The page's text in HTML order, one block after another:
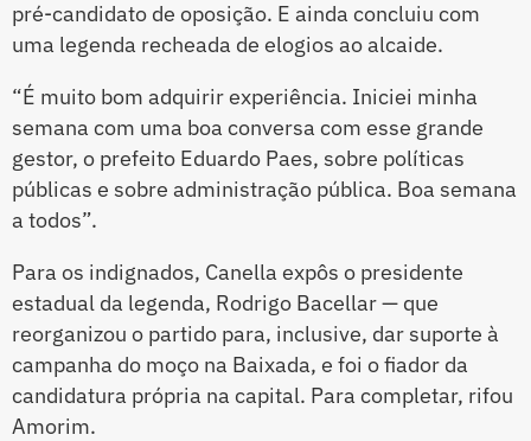
pré-candidato de oposição. E ainda concluiu com
uma legenda recheada de elogios ao alcaide.
“É muito bom adquirir experiência. Iniciei minha
semana com uma boa conversa com esse grande
gestor, o prefeito Eduardo Paes, sobre políticas
públicas e sobre administração pública. Boa semana
a todos”.
Para os indignados, Canella expôs o presidente
estadual da legenda, Rodrigo Bacellar — que
reorganizou o partido para, inclusive, dar suporte à
campanha do moço na Baixada, e foi o fiador da
candidatura própria na capital. Para completar, rifou
Amorim.